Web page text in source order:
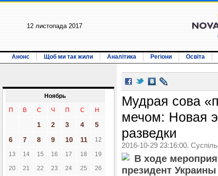
12 листопада 2017
Анонс Щоб ми так жили Аналітика Регіони Освіта
Ноябрь
П В С Ч П С Н
1 2 3 4
5
6
7 8 9 10 11 12
13 14 15 16 17 18 19
20 21 22 23 24 25 26
Мудрая сова
мечом: Новая
разведки
2016-10-29 23:16:00.
В ходе
президент